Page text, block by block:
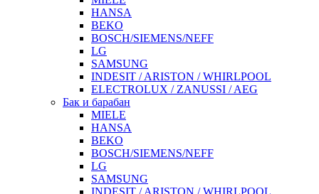
HANSA
BEKO
BOSCH/SIEMENS/NEFF
LG
SAMSUNG
INDESIT / ARISTON / WHIRLPOOL
ELECTROLUX / ZANUSSI / AEG
Бак и барабан
MIELE
HANSA
BEKO
BOSCH/SIEMENS/NEFF
LG
SAMSUNG
INDESIT / ARISTON / WHIRLPOOL